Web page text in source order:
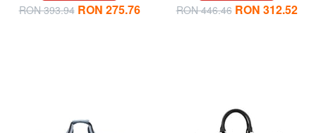
RON 393.94 RON 275.76 RON 446.46 RON 312.52